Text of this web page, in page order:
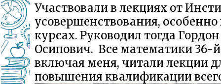
Участвовали в лекциях от
усовершенствования, особенно
курсах. Руководил тогда
Осипович. Все математики 36-
включая меня, читали лекции
повышения квалификации